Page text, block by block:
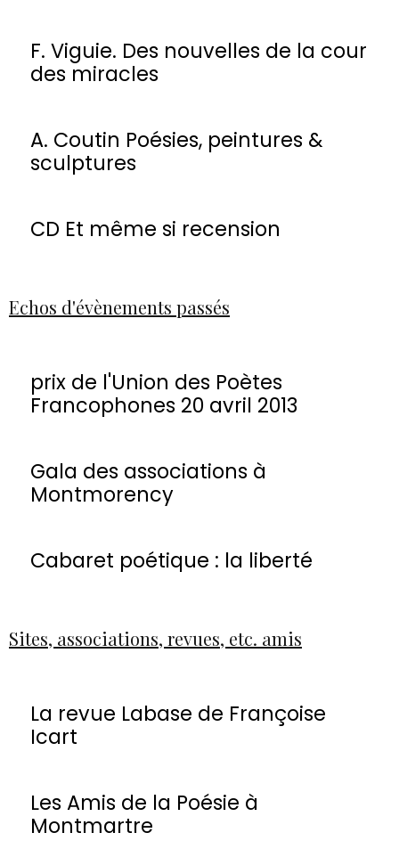
F. Viguie. Des nouvelles de la cour
des miracles
A. Coutin Poésies, peintures &
sculptures
CD Et même si recension
Echos d'évènements passés
prix de l'Union des Poètes
Francophones 20 avril 2013
Gala des associations à
Montmorency
Cabaret poétique : la liberté
Sites, associations, revues, etc. amis
La revue Labase de Françoise
Icart
Les Amis de la Poésie à
Montmartre